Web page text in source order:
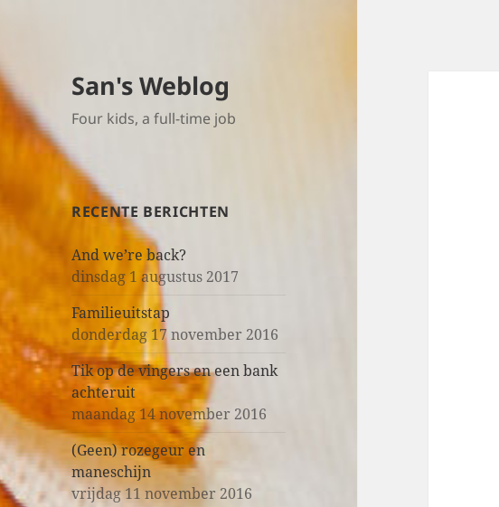
San's Weblog
Four kids, a full-time job
RECENTE BERICHTEN
And we’re back?
dinsdag 1 augustus 2017
Familieuitstap
donderdag 17 november 2016
Tik op de vingers en een bank
achteruit
maandag 14 november 2016
(Geen) rozegeur en
maneschijn
vrijdag 11 november 2016